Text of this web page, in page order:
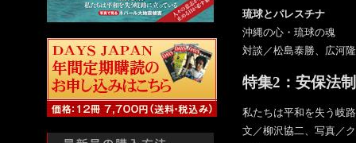
琉球とパレスチナ
沖縄の心・琉球の魂
対談／松島泰勝、広河
特集2：安保法制
私たちは平和を失う岐
文／柳沢協二、写真／